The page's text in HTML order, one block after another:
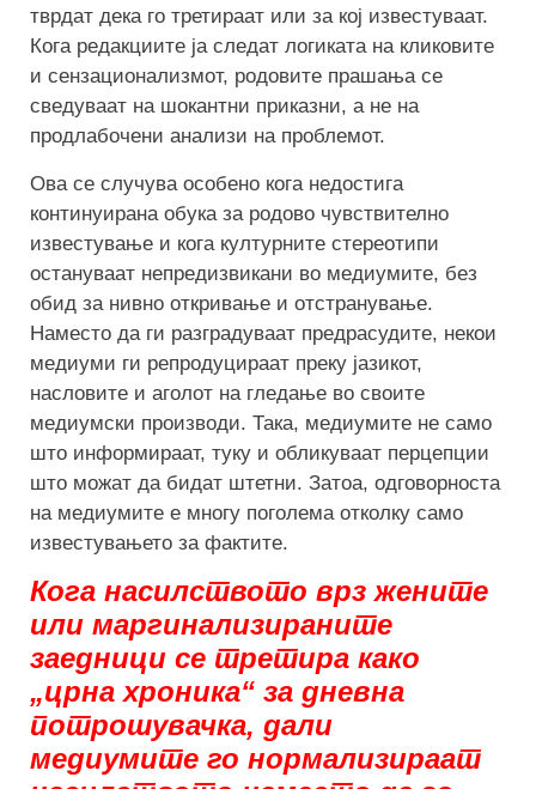
тврдат дека го третираат или за кој известуваат.
Кога редакциите ја следат логиката на кликовите
и сензационализмот, родовите прашања се
сведуваат на шокантни приказни, а не на
продлабочени анализи на проблемот.
Ова се случува особено кога недостига
континуирана обука за родово чувствително
известување и кога културните стереотипи
остануваат непредизвикани во медиумите, без
обид за нивно откривање и отстранување.
Наместо да ги разградуваат предрасудите, некои
медиуми ги репродуцираат преку јазикот,
насловите и аголот на гледање во своите
медиумски производи. Така, медиумите не само
што информираат, туку и обликуваат перцепции
што можат да бидат штетни. Затоа, одговорноста
на медиумите е многу поголема отколку само
известувањето за фактите.
Кога насилството врз жените
или маргинализираните
заедници се третира како
„црна хроника“ за дневна
потрошувачка, дали
медиумите го нормализираат